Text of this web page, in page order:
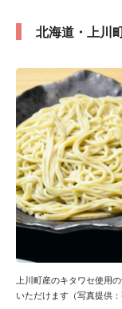
北海道・上川
上川町産のキタワセ使用
いただけます（写真提供：